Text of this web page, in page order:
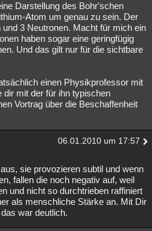
Darstellung des Bohr'schen
Atom um genau zu sein. Der
3 Neutronen. Macht für mich ein
haben sogar eine geringfügig
Und das gilt nur für die sichtbare
einen Physikprofessor mit
dir mit der für ihn typischen
Vortrag über die Beschaffenheit
06.01.2010 um 17:57
sie provozieren subtil und wenn
fallen die noch negativ auf, weil
und nicht so durchtrieben raffiniert
als menschliche Stärke an. Mit Dir
war deutlich.